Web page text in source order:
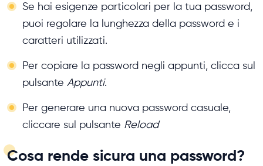
Se hai esigenze particolari per la tua password,
puoi regolare la lunghezza della password e i
caratteri utilizzati.
Per copiare la password negli appunti, clicca sul
pulsante Appunti.
Per generare una nuova password casuale,
cliccare sul pulsante Reload
Cosa rende sicura una password?